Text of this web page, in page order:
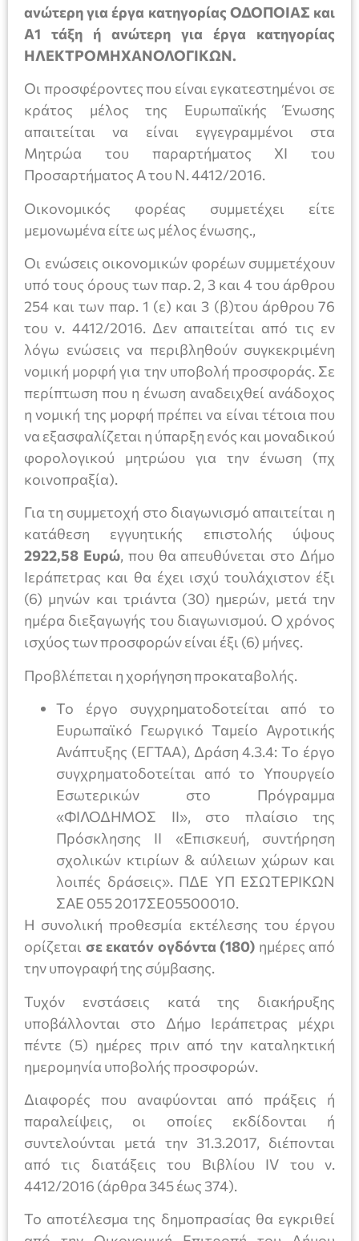
ανώτερη για έργα κατηγορίας ΟΔΟΠΟΙΑΣ και
Α1 τάξη ή ανώτερη για έργα κατηγορίας
ΗΛΕΚΤΡΟΜΗΧΑΝΟΛΟΓΙΚΩΝ.
Οι προσφέροντες που είναι εγκατεστημένοι σε
κράτος μέλος της Ευρωπαϊκής Ένωσης
απαιτείται να είναι εγγεγραμμένοι στα
Μητρώα του παραρτήματος ΧΙ του
Προσαρτήματος Α του Ν. 4412/2016.
Οικονομικός φορέας συμμετέχει είτε
μεμονωμένα είτε ως μέλος ένωσης.,
Οι ενώσεις οικονομικών φορέων συμμετέχουν
υπό τους όρους των παρ. 2, 3 και 4 του άρθρου
254 και των παρ. 1 (ε) και 3 (β)του άρθρου 76
του ν. 4412/2016. Δεν απαιτείται από τις εν
λόγω ενώσεις να περιβληθούν συγκεκριμένη
νομική μορφή για την υποβολή προσφοράς. Σε
περίπτωση που η ένωση αναδειχθεί ανάδοχος
η νομική της μορφή πρέπει να είναι τέτοια που
να εξασφαλίζεται η ύπαρξη ενός και μοναδικού
φορολογικού μητρώου για την ένωση (πχ
κοινοπραξία).
Για τη συμμετοχή στο διαγωνισμό απαιτείται η
κατάθεση εγγυητικής επιστολής ύψους
2922,58 Eυρώ, που θα απευθύνεται στο Δήμο
Ιεράπετρας και θα έχει ισχύ τουλάχιστον έξι
(6) μηνών και τριάντα (30) ημερών, μετά την
ημέρα διεξαγωγής του διαγωνισμού. Ο χρόνος
ισχύος των προσφορών είναι έξι (6) μήνες.
Προβλέπεται η χορήγηση προκαταβολής.
Το έργο συγχρηματοδοτείται από το
Ευρωπαϊκό Γεωργικό Ταμείο Αγροτικής
Ανάπτυξης (ΕΓΤΑΑ), Δράση 4.3.4: Το έργο
συγχρηματοδοτείται από το Υπουργείο
Εσωτερικών στο Πρόγραμμα
«ΦΙΛΟΔΗΜΟΣ ΙΙ», στο πλαίσιο της
Πρόσκλησης ΙΙ «Επισκευή, συντήρηση
σχολικών κτιρίων & αύλειων χώρων και
λοιπές δράσεις». ΠΔΕ ΥΠ ΕΣΩΤΕΡΙΚΩΝ
ΣΑΕ 055 2017ΣΕ05500010.
Η συνολική προθεσμία εκτέλεσης του έργου
ορίζεται σε εκατόν ογδόντα (180) ημέρες από
την υπογραφή της σύμβασης.
Τυχόν ενστάσεις κατά της διακήρυξης
υποβάλλονται στο Δήμο Ιεράπετρας μέχρι
πέντε (5) ημέρες πριν από την καταληκτική
ημερομηνία υποβολής προσφορών.
Διαφορές που αναφύονται από πράξεις ή
παραλείψεις, οι οποίες εκδίδονται ή
συντελούνται μετά την 31.3.2017, διέπονται
από τις διατάξεις του Βιβλίου IV του ν.
4412/2016 (άρθρα 345 έως 374).
Το αποτέλεσμα της δημοπρασίας θα εγκριθεί